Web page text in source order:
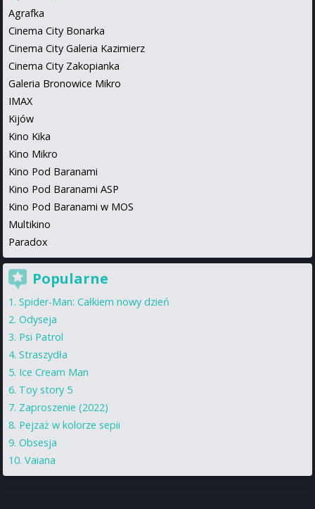
Agrafka
Cinema City Bonarka
Cinema City Galeria Kazimierz
Cinema City Zakopianka
Galeria Bronowice Mikro
IMAX
Kijów
Kino Kika
Kino Mikro
Kino Pod Baranami
Kino Pod Baranami ASP
Kino Pod Baranami w MOS
Multikino
Paradox
Popularne
Spider-Man: Całkiem nowy dzień
Odyseja
Psi Patrol
Straszydła
Ice Cream Man
Toy story 5
Zaproszenie (2022)
Pejzaż w kolorze sepii
Obsesja
Vaiana